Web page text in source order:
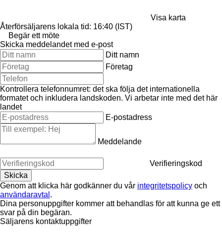
Visa karta
Återförsäljarens lokala tid: 16:40 (IST)
Begär ett möte
Skicka meddelandet med e-post
Ditt namn
Företag
Kontrollera telefonnumret: det ska följa det internationella
formatet och inkludera landskoden. Vi arbetar inte med det här
landet
E-postadress
Meddelande
Verifieringskod
Genom att klicka här godkänner du vår integritetspolicy och
användaravtal .
Dina personuppgifter kommer att behandlas för att kunna ge ett
svar på din begäran.
Säljarens kontaktuppgifter